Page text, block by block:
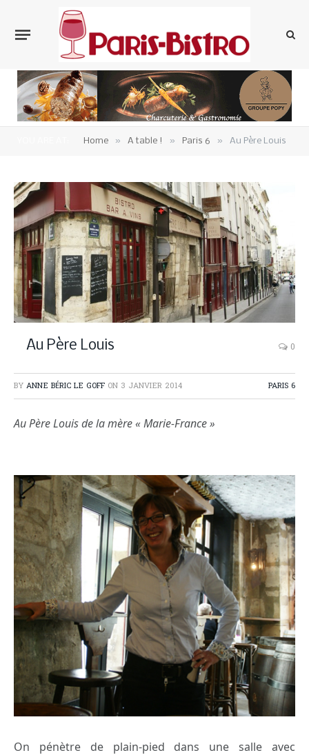
Home » A table ! » Paris 6 » Au Père Louis
Au Père Louis 0
BY ANNE BÉRIC LE GOFF ON 3 JANVIER 2014 PARIS 6
Au Père Louis de la mère « Marie-France »
On pénètre de plain-pied dans une salle avec